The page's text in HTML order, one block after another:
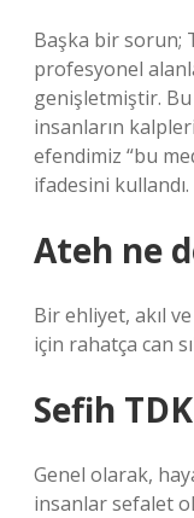
Başka bir sorun;
profesyonel
genişletmiştir.
insanların
efendimiz “bu
ifadesini kullandı.
Ateh ne
Bir ehliyet, akıl
için rahatça can
Sefih
Genel olarak,
insanlar sefalet